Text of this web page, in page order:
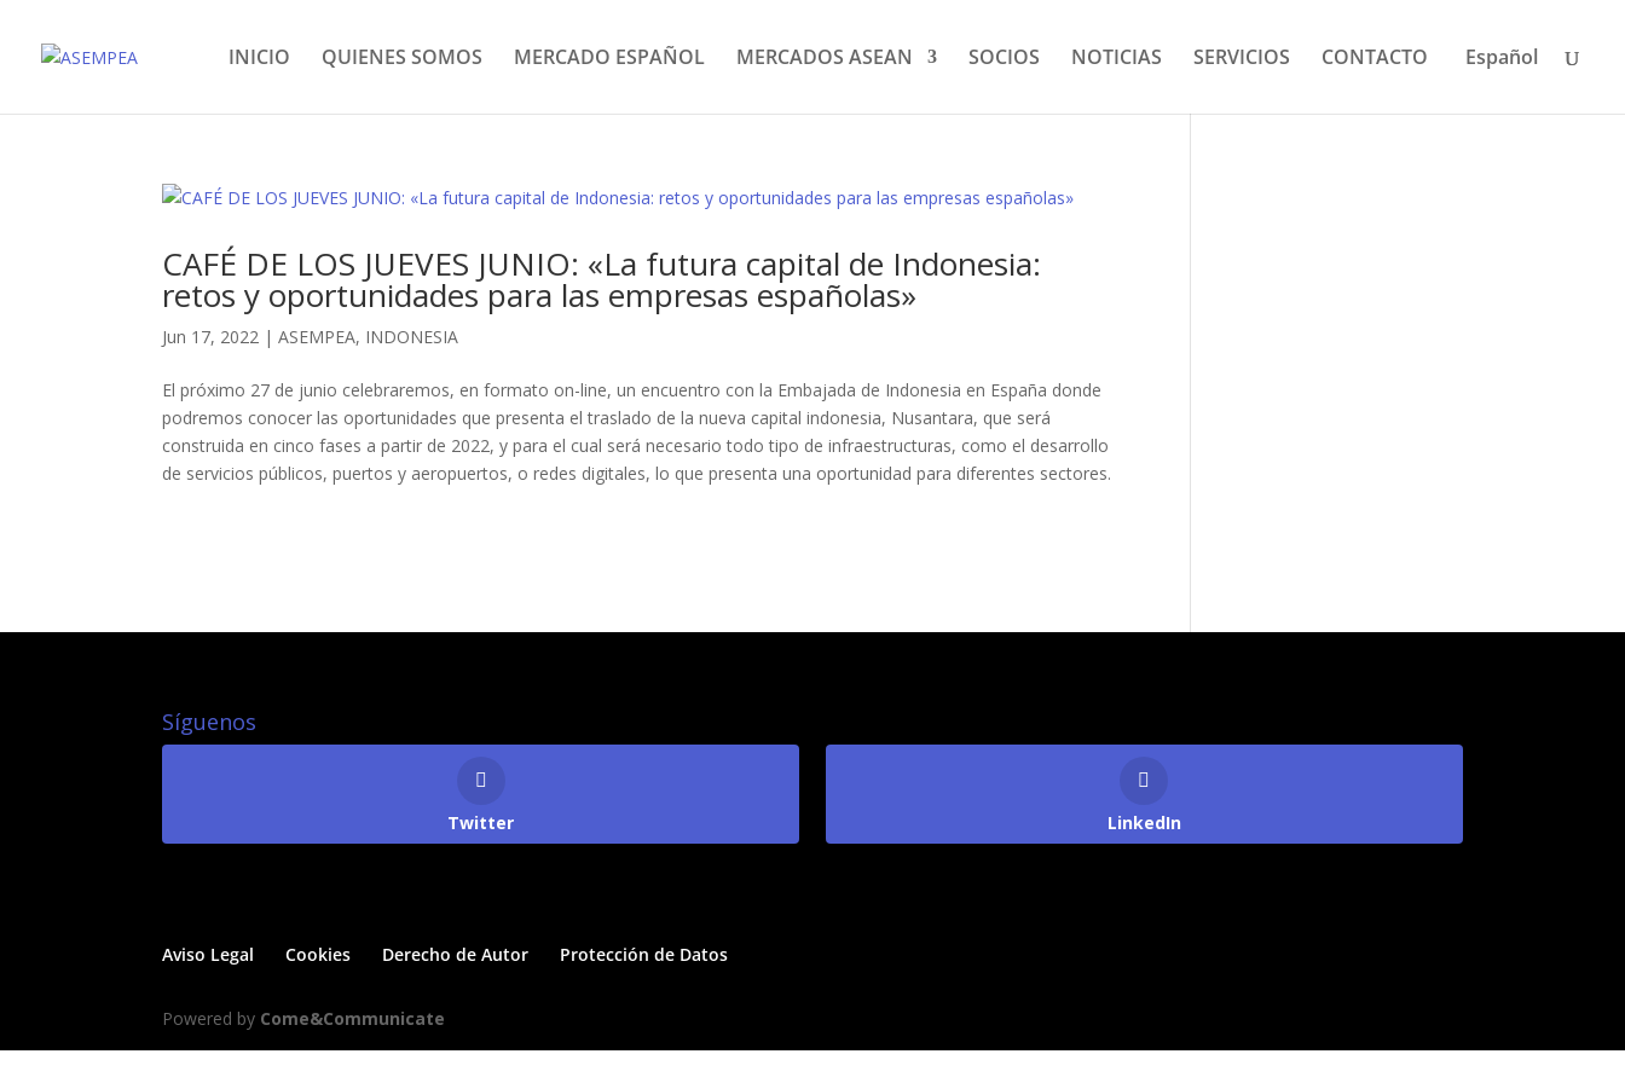
INICIO QUIENES SOMOS MERCADO ESPAÑOL MERCADOS ASEAN SOCIOS NOTICIAS SERVICIOS CONTACTO Español
CAFÉ DE LOS JUEVES JUNIO: «La futura capital de Indonesia:
retos y oportunidades para las empresas españolas»
Jun 17, 2022 |ASEMPEA, INDONESIA
El próximo 27 de junio celebraremos, en formato on-line, un encuentro con la Embajada de Indonesia en España donde
podremos conocer las oportunidades que presenta el traslado de la nueva capital indonesia, Nusantara, que será
construida en cinco fases a partir de 2022, y para el cual será necesario todo tipo de infraestructuras, como el desarrollo
de servicios públicos, puertos y aeropuertos, o redes digitales, lo que presenta una oportunidad para diferentes sectores.
Síguenos
Twitter LinkedIn
Aviso Legal Cookies Derecho de Autor Protección de Datos
Powered by Come&Communicate